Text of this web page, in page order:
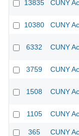
13835 CUNY
10380 CUNY
6332 CUNY
3759 CUNY
1508 CUNY
1105 CUNY
365 CUNY